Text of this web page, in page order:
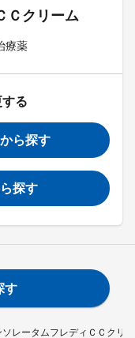
レータムフレディＣＣクリ
Ｃクリーム
療薬
る
ら探す
探す
す